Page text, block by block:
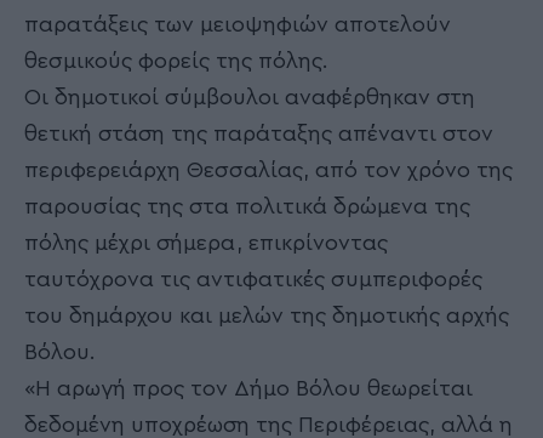
παρατάξεις των μειοψηφιών αποτελούν
θεσμικούς φορείς της πόλης.
Οι δημοτικοί σύμβουλοι αναφέρθηκαν στη
θετική στάση της παράταξης απέναντι στον
περιφερειάρχη Θεσσαλίας, από τον χρόνο της
παρουσίας της στα πολιτικά δρώμενα της
πόλης μέχρι σήμερα, επικρίνοντας
ταυτόχρονα τις αντιφατικές συμπεριφορές
του δημάρχου και μελών της δημοτικής αρχής
Βόλου.
«Η αρωγή προς τον Δήμο Βόλου θεωρείται
δεδομένη υποχρέωση της Περιφέρειας, αλλά η